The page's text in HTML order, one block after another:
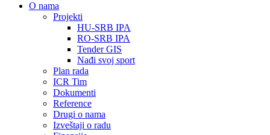
О nama
Projekti
HU-SRB IPA
RO-SRB IPA
Tender GIS
Nađi svoj sport
Plan rada
ICR Tim
Dokumenti
Reference
Drugi o nama
Izveštaji o radu